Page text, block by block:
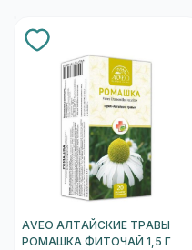
AVEO АЛТАЙСКИЕ ТРАВЫ
РОМАШКА ФИТОЧАЙ 1,5 Г